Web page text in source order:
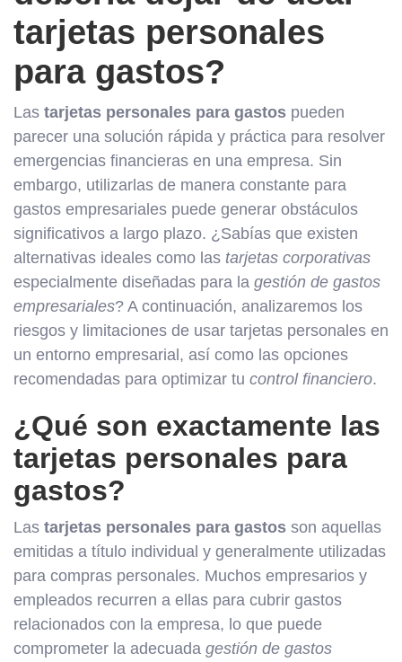
tarjetas personales
para gastos?
Las tarjetas personales para gastos pueden
parecer una solución rápida y práctica para resolver
emergencias financieras en una empresa. Sin
embargo, utilizarlas de manera constante para
gastos empresariales puede generar obstáculos
significativos a largo plazo. ¿Sabías que existen
alternativas ideales como las tarjetas corporativas
especialmente diseñadas para la gestión de gastos
empresariales? A continuación, analizaremos los
riesgos y limitaciones de usar tarjetas personales en
un entorno empresarial, así como las opciones
recomendadas para optimizar tu control financiero.
¿Qué son exactamente las
tarjetas personales para
gastos?
Las tarjetas personales para gastos son aquellas
emitidas a título individual y generalmente utilizadas
para compras personales. Muchos empresarios y
empleados recurren a ellas para cubrir gastos
relacionados con la empresa, lo que puede
comprometer la adecuada gestión de gastos